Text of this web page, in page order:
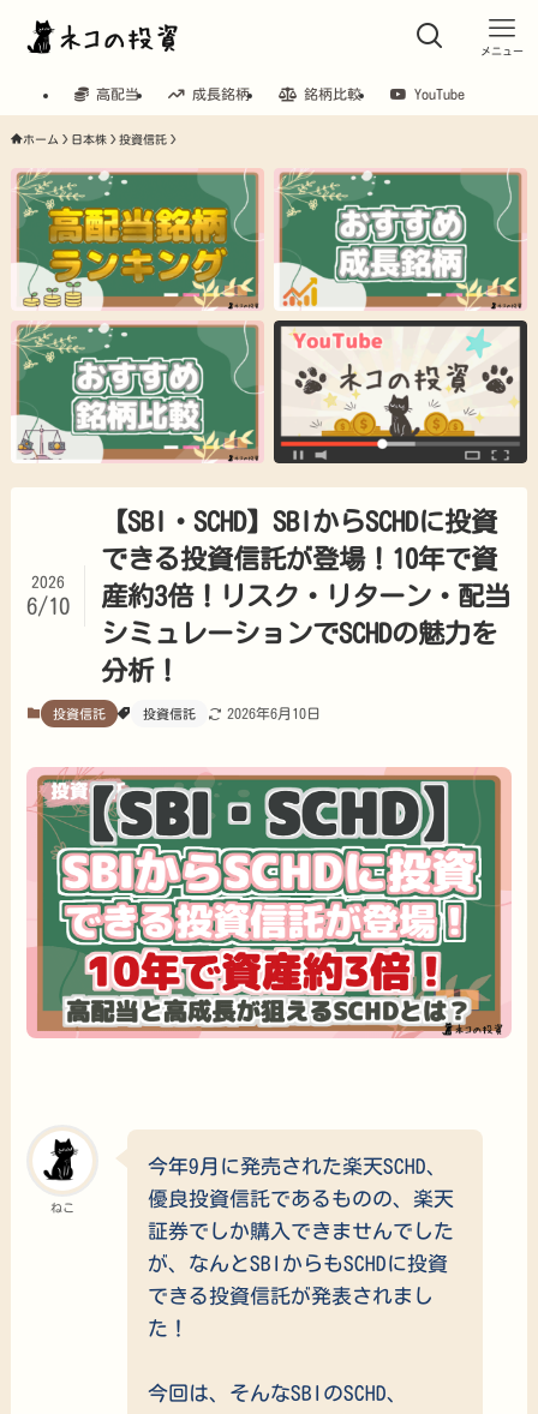
メニュー
高配当 成長銘柄 銘柄比較 YouTube
ホーム 日本株 投資信託
【SBI・SCHD】SBIからSCHDに投資
できる投資信託が登場！10年で資
産約3倍！リスク・リターン・配当
シミュレーションでSCHDの魅力を
分析！
2026
6/10
投資信託 投資信託 2026年6月10日
ねこ
今年9月に発売された楽天SCHD、
優良投資信託であるものの、楽天
証券でしか購入できませんでした
が、なんとSBIからもSCHDに投資
できる投資信託が発表されまし
た！
今回は、そんなSBIのSCHD、